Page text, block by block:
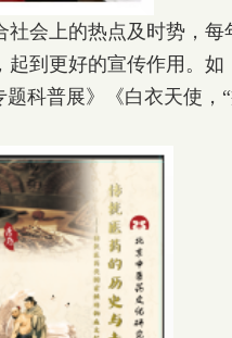
会上的热点及时势，每
到更好的宣传作用。如
科普展》《白衣天使，